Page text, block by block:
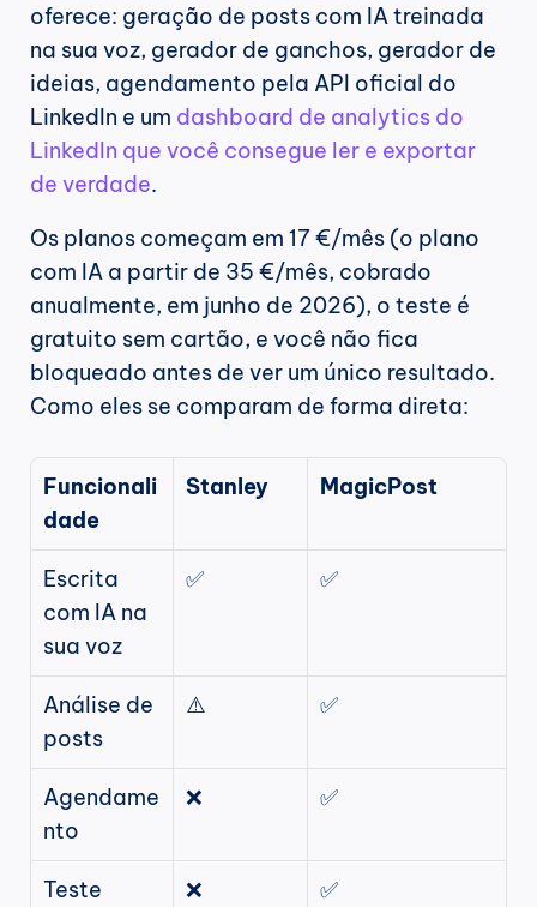
oferece: geração de posts com IA treinada
na sua voz, gerador de ganchos, gerador de
ideias, agendamento pela API oficial do
LinkedIn e um dashboard de analytics do
LinkedIn que você consegue ler e exportar
de verdade.
Os planos começam em 17 €/mês (o plano
com IA a partir de 35 €/mês, cobrado
anualmente, em junho de 2026), o teste é
gratuito sem cartão, e você não fica
bloqueado antes de ver um único resultado.
Como eles se comparam de forma direta:
Funcionali
dade
Stanley MagicPost
Escrita
com IA na
sua voz
✅ ✅
Análise de
posts
⚠️ ✅
Agendame
nto
❌ ✅
Teste
❌ ✅